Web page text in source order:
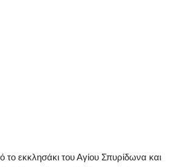
το εκκλησάκι του Αγίου Σπυρίδωνα και